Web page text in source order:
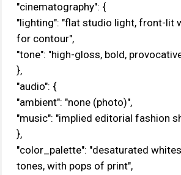
"cinematography": {
"lighting": "flat studio light, front-lit
for contour",
"tone": "high-gloss, bold,
},
"audio": {
"ambient": "none (photo)",
"music": "implied editorial fashion
},
"color_palette": "desaturated
tones, with pops of print",